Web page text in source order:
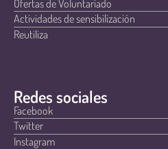
Ofertas de Voluntariado
Actividades de sensibilización
Reutiliza
Redes sociales
Facebook
Twitter
Instagram